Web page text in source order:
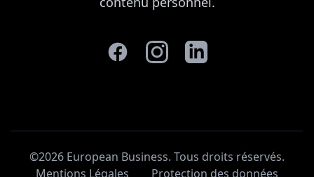
©2026 European Business. Tous droits réservés.
Mentions Légales
Protection des données